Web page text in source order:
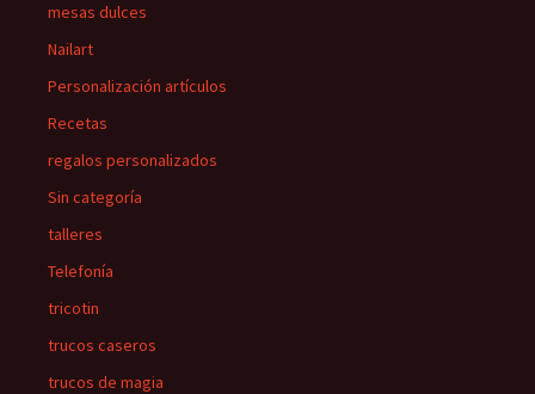
mesas dulces
Nailart
Personalización artículos
Recetas
regalos personalizados
Sin categoría
talleres
Telefonía
tricotin
trucos caseros
trucos de magia